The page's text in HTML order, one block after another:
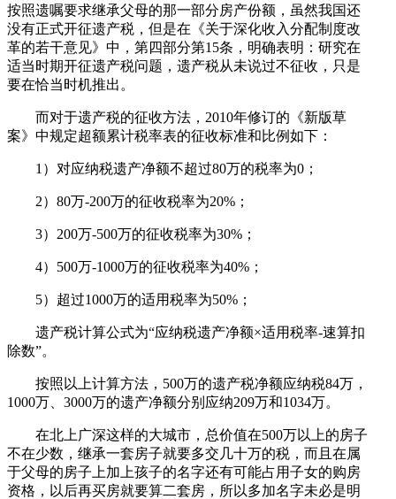
按照遗嘱要求继承父母的那一部分房产份额，虽然我国还
没有正式开征遗产税，但是在《关于深化收入分配制度改
革的若干意见》中，第四部分第15条，明确表明：研究在
适当时期开征遗产税问题，遗产税从未说过不征收，只是
要在恰当时机推出。
而对于遗产税的征收方法，2010年修订的《新版草
案》中规定超额累计税率表的征收标准和比例如下：
1）对应纳税遗产净额不超过80万的税率为0；
2）80万-200万的征收税率为20%；
3）200万-500万的征收税率为30%；
4）500万-1000万的征收税率为40%；
5）超过1000万的适用税率为50%；
遗产税计算公式为“应纳税遗产净额×适用税率-速算扣
除数”。
按照以上计算方法，500万的遗产税净额应纳税84万，
1000万、3000万的遗产净额分别应纳209万和1034万。
在北上广深这样的大城市，总价值在500万以上的房子
不在少数，继承一套房子就要多交几十万的税，而且在属
于父母的房子上加上孩子的名字还有可能占用子女的购房
资格，以后再买房就要算二套房，所以多加名字未必是明